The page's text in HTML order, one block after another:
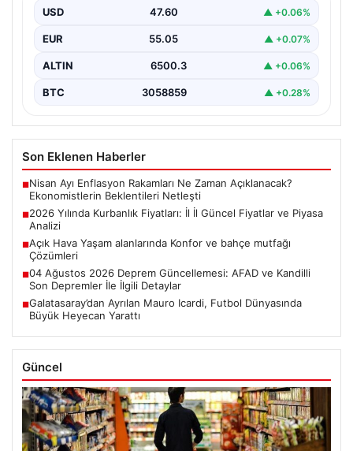
merak ettiği konulardan biri olan kurbanlık fiyatları,…
USD 47.60 ▲ +0.06%
EUR 55.05 ▲ +0.07%
ALTIN 6500.3 ▲ +0.06%
BTC 3058859 ▲ +0.28%
Son Eklenen Haberler
■Nisan Ayı Enflasyon Rakamları Ne Zaman Açıklanacak?
Ekonomistlerin Beklentileri Netleşti
■2026 Yılında Kurbanlık Fiyatları: İl İl Güncel Fiyatlar ve Piyasa
Analizi
■Açık Hava Yaşam alanlarında Konfor ve bahçe mutfağı
Çözümleri
■04 Ağustos 2026 Deprem Güncellemesi: AFAD ve Kandilli
Son Depremler İle İlgili Detaylar
■Galatasaray’dan Ayrılan Mauro Icardi, Futbol Dünyasında
Büyük Heyecan Yarattı
Güncel